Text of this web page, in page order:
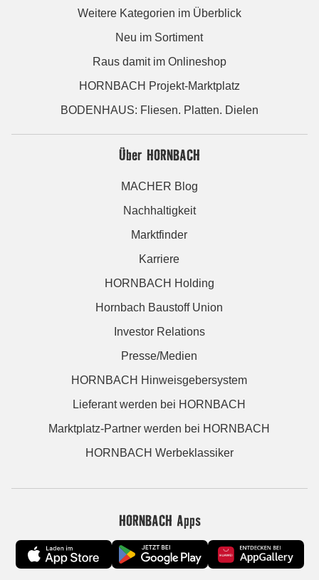
Weitere Kategorien im Überblick
Neu im Sortiment
Raus damit im Onlineshop
HORNBACH Projekt-Marktplatz
BODENHAUS: Fliesen. Platten. Dielen
Über HORNBACH
MACHER Blog
Nachhaltigkeit
Marktfinder
Karriere
HORNBACH Holding
Hornbach Baustoff Union
Investor Relations
Presse/Medien
HORNBACH Hinweisgebersystem
Lieferant werden bei HORNBACH
Marktplatz-Partner werden bei HORNBACH
HORNBACH Werbeklassiker
HORNBACH Apps